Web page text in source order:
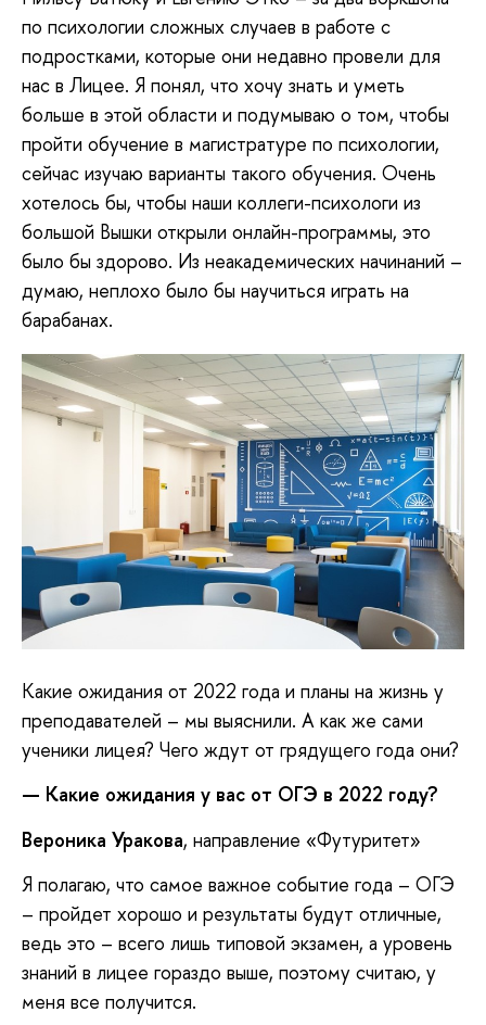
по психологии сложных случаев в работе с
подростками, которые они недавно провели для
нас в Лицее. Я понял, что хочу знать и уметь
больше в этой области и подумываю о том, чтобы
пройти обучение в магистратуре по психологии,
сейчас изучаю варианты такого обучения. Очень
хотелось бы, чтобы наши коллеги-психологи из
большой Вышки открыли онлайн-программы, это
было бы здорово. Из неакадемических начинаний –
думаю, неплохо было бы научиться играть на
барабанах.
Какие ожидания от 2022 года и планы на жизнь у
преподавателей – мы выяснили. А как же сами
ученики лицея? Чего ждут от грядущего года они?
— Какие ожидания у вас от ОГЭ в 2022 году?
Вероника Уракова, направление «Футуритет»
Я полагаю, что самое важное событие года – ОГЭ
– пройдет хорошо и результаты будут отличные,
ведь это – всего лишь типовой экзамен, а уровень
знаний в лицее гораздо выше, поэтому считаю, у
меня все получится.